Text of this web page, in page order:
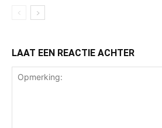
LAAT EEN REACTIE ACHTER